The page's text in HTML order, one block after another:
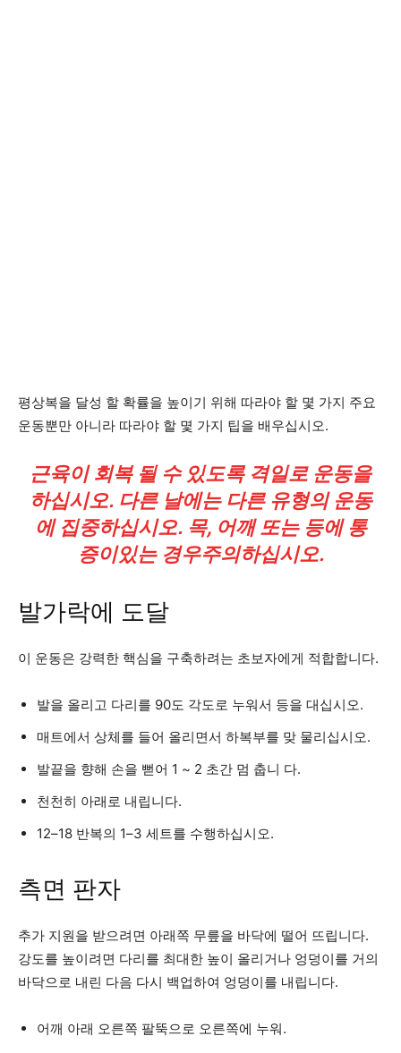
평상복을 달성 할 확률을 높이기 위해 따라야 할 몇 가지 주요
운동뿐만 아니라 따라야 할 몇 가지 팁을 배우십시오.
근육이 회복 될 수 있도록 격일로 운동을
하십시오. 다른 날에는 다른 유형의 운동
에 집중하십시오. 목, 어깨 또는 등에 통
증이있는 ​​경우주의하십시오.
발가락에 도달
이 운동은 강력한 핵심을 구축하려는 초보자에게 적합합니다.
발을 올리고 다리를 90도 각도로 누워서 등을 대십시오.
매트에서 상체를 들어 올리면서 하복부를 맞 물리십시오.
발끝을 향해 손을 뻗어 1 ~ 2 초간 멈 춥니 다.
천천히 아래로 내립니다.
12–18 반복의 1–3 세트를 수행하십시오.
측면 판자
추가 지원을 받으려면 아래쪽 무릎을 바닥에 떨어 뜨립니다.
강도를 높이려면 다리를 최대한 높이 올리거나 엉덩이를 거의
바닥으로 내린 다음 다시 백업하여 엉덩이를 내립니다.
어깨 아래 오른쪽 팔뚝으로 오른쪽에 누워.